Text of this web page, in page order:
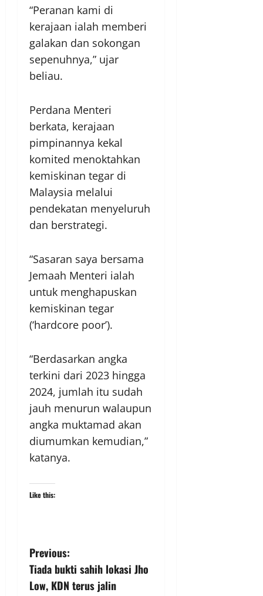
“Peranan kami di
kerajaan ialah memberi
galakan dan sokongan
sepenuhnya,” ujar
beliau.
Perdana Menteri
berkata, kerajaan
pimpinannya kekal
komited menoktahkan
kemiskinan tegar di
Malaysia melalui
pendekatan menyeluruh
dan berstrategi.
“Sasaran saya bersama
Jemaah Menteri ialah
untuk menghapuskan
kemiskinan tegar
(‘hardcore poor’).
“Berdasarkan angka
terkini dari 2023 hingga
2024, jumlah itu sudah
jauh menurun walaupun
angka muktamad akan
diumumkan kemudian,”
katanya.
Like this:
Previous:
Tiada bukti sahih lokasi Jho
Low, KDN terus jalin